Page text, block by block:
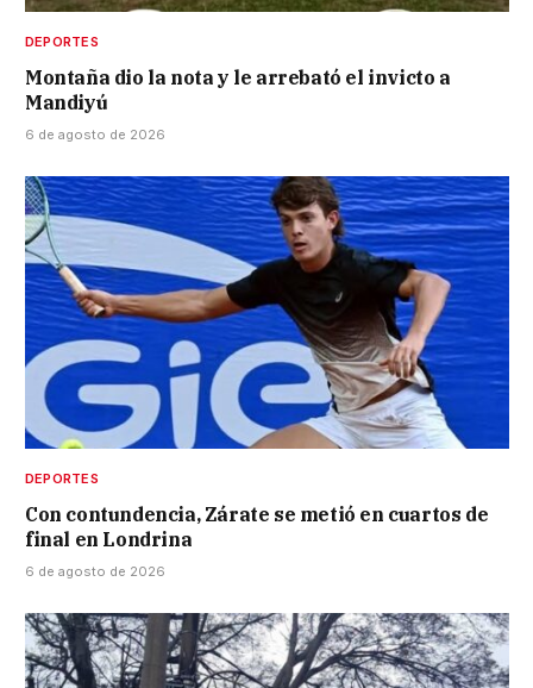
DEPORTES
Montaña dio la nota y le arrebató el invicto a
Mandiyú
6 de agosto de 2026
DEPORTES
Con contundencia, Zárate se metió en cuartos de
final en Londrina
6 de agosto de 2026